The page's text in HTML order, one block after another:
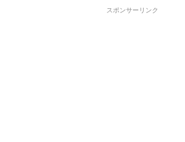
スポンサーリンク